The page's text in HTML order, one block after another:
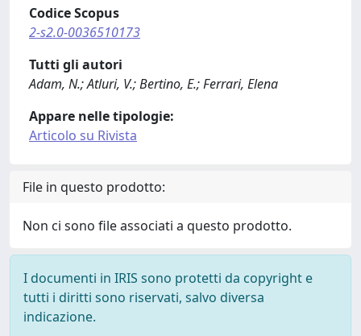
Codice Scopus
2-s2.0-0036510173
Tutti gli autori
Adam, N.; Atluri, V.; Bertino, E.; Ferrari, Elena
Appare nelle tipologie:
Articolo su Rivista
File in questo prodotto:
Non ci sono file associati a questo prodotto.
I documenti in IRIS sono protetti da copyright e
tutti i diritti sono riservati, salvo diversa
indicazione.